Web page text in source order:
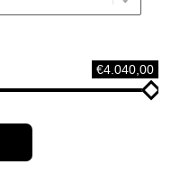
€4.040,00